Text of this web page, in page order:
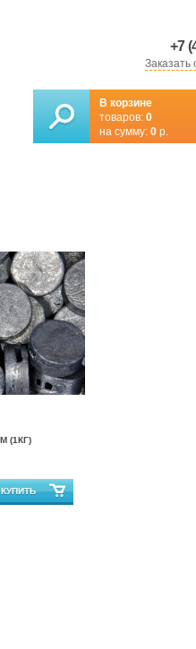
+7
Заказать
В корзине
товаров: 0
на сумму: 0 р.
(1КГ)